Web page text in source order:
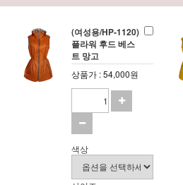
(여성용/HP-1120)
플라워 후드 베스
트 망고
상품가 : 54,000원
색상